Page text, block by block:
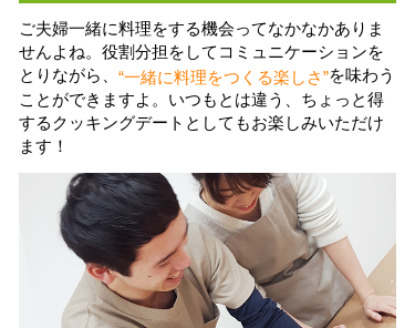
ご夫婦一緒に料理をする機会ってなかなかありま
せんよね。役割分担をしてコミュニケーションを
とりながら、 “一緒に料理をつくる楽しさ”を味わう
ことができますよ。いつもとは違う、ちょっと得
するクッキングデートとしてもお楽しみいただけ
ます！